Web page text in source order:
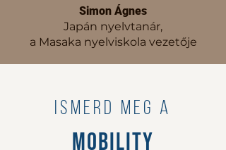
Simon Ágnes
Japán nyelvtanár,
a Masaka nyelviskola vezetője
ismerd meg a
mobility